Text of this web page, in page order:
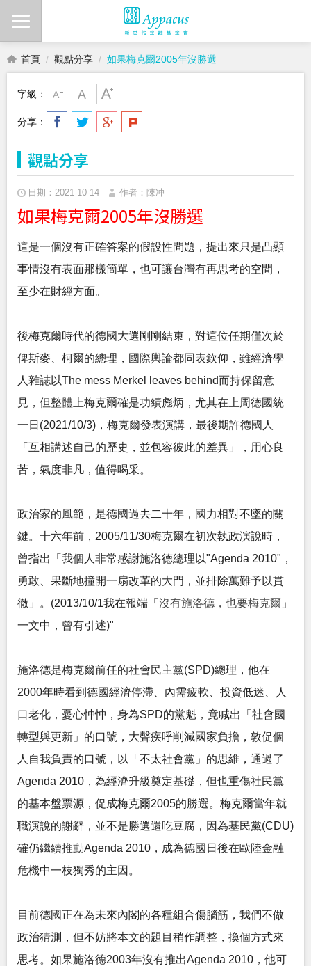
首頁 觀點分享 如果梅克爾2005年沒勝選
字級：
分享：
觀點分享
日期：2021-10-14 作者：陳冲
如果梅克爾2005年沒勝選
這是一個沒有正確答案的假設性問題，提出來只是凸顯
事情沒有表面那樣簡單，也可讓台灣有再思考的空間，
至少在財經方面。
後梅克爾時代的德國大選剛剛結束，對這位任期僅次於
俾斯麥、柯爾的總理，國際輿論都同表欽仰，雖經濟學
人雜誌以The mess Merkel leaves behind而持保留意
見，但整體上梅克爾確是功績彪炳，尤其在上周德國統
一日(2021/10/3)，梅克爾發表演講，最後期許德國人
「互相講述自己的歷史，並包容彼此的差異」，用心良
苦，氣度非凡，值得喝采。
政治家的風範，是德國過去二十年，國力相對不墜的關
鍵。十六年前，2005/11/30梅克爾在初次執政演說時，
曾指出「我個人非常感謝施洛德總理以"Agenda 2010"，
勇敢、果斷地撞開一扇改革的大門，並排除萬難予以貫
徹」。(2013/10/1我在報端「 沒有施洛德，也要梅克爾 」
一文中，曾有引述)"
施洛德是梅克爾前任的社會民主黨(SPD)總理，他在
2000年時看到德國經濟停滯、內需疲軟、投資低迷、人
口老化，憂心忡忡，身為SPD的黨魁，竟喊出「社會國
轉型與更新」的口號，大聲疾呼削減國家負擔，敦促個
人自我負責的口號，以「不太社會黨」的思維，通過了
Agenda 2010，為經濟升級奠定基礎，但也重傷社民黨
的基本盤票源，促成梅克爾2005的勝選。梅克爾當年就
職演說的謝辭，並不是勝選還吃豆腐，因為基民黨(CDU)
確仍繼續推動Agenda 2010，成為德國日後在歐陸金融
危機中一枝獨秀的主因。
目前德國正在為未來內閣的各種組合傷腦筋，我們不做
政治猜測，但不妨將本文的題目稍作調整，換個方式來
思考。如果施洛德2003年沒有推出Agenda 2010，他可